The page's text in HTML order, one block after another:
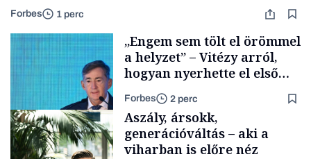
Forbes 1 perc
„Engem sem tölt el örömmel
a helyzet” – Vitézy arról,
hogyan nyerhette el első
tenderét Mészárosék cége a
Tisza-kormány alatt
Forbes 2 perc
Aszály, ársokk,
generációváltás – aki a
viharban is előre néz